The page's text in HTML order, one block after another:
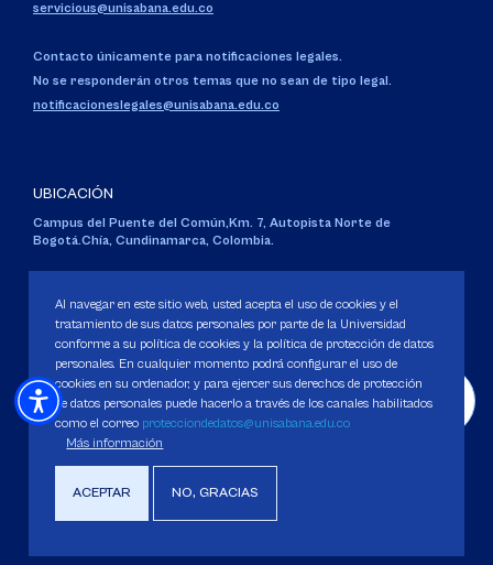
servicious@unisabana.edu.co
Contacto únicamente para notificaciones legales.
No se responderán otros temas que no sean de tipo legal.
notificacioneslegales@unisabana.edu.co
UBICACIÓN
Campus del Puente del Común, Km. 7, Autopista Norte de
Bogotá.Chía, Cundinamarca, Colombia.
Personería Jurídica:Resolución 130 del 14 de enero de 1980.
Ministerio de Educación Nacional.
Política de Protección de datos
Derechos Pecuniarios
Al navegar en este sitio web, usted acepta el uso de cookies y el
tratamiento de sus datos personales por parte de la Universidad
conforme a su política de cookies y la política de protección de datos
personales. En cualquier momento podrá configurar el uso de
cookies en su ordenador, y para ejercer sus derechos de protección
de datos personales puede hacerlo a través de los canales habilitados
como el correo protecciondedatos@unisabana.edu.co
Más información
ACEPTAR NO, GRACIAS